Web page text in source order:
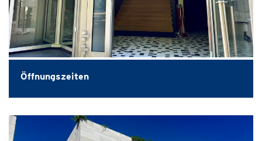
Öffnungszeiten